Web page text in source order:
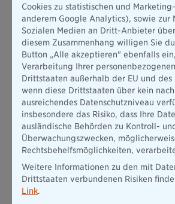
Cookies zu statistischen und
anderem Google Analytics), sowie zur
Sozialen Medien an Dritt-Anbieter
diesem Zusammenhang willigen Sie
Button „Alle akzeptieren" ebenfalls
Verarbeitung Ihrer
Drittstaaten außerhalb der EU und des
wenn diese Drittstaaten über kein
ausreichendes Datenschutzniveau
insbesondere das Risiko, dass Ihre
ausländische Behörden zu Kontroll-
Überwachungszwecken,
Rechtsbehelfsmöglichkeiten,
Weitere Informationen zu den mit
Drittstaaten verbundenen Risiken
Link.